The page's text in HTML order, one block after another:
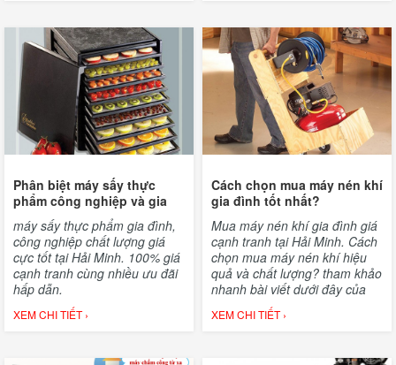
chuyên bán máy phát điện
chất lượng tìm hiểu ngay qua
bài chia sê dưới đây nhé.
Phân biệt máy sấy thực
phẩm công nghiệp và gia
đình đơn giản nhất
máy sấy thực phẩm gia đình,
công nghiệp chất lượng giá
cực tốt tại Hải Minh. 100% giá
cạnh tranh cùng nhiều ưu đãi
hấp dẫn.
XEM CHI TIẾT ›
Cách chọn mua máy nén khí
gia đình tốt nhất?
Mua máy nén khí gia đình giá
cạnh tranh tại Hải Minh. Cách
chọn mua máy nén khí hiệu
quả và chất lượng? tham khảo
nhanh bài viết dưới đây của
XEM CHI TIẾT ›